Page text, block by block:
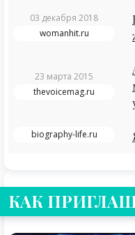
03 декабря 2018
womanhit.ru
23 марта 2015
thevoicemag.ru
biography-life.ru
КАК